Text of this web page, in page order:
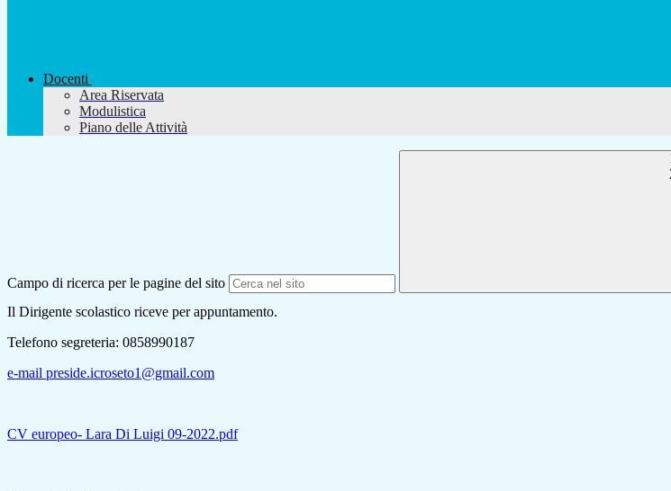
Docenti
Area Riservata
Modulistica
Piano delle Attività
Campo di ricerca per le pagine del sito
Il Dirigente scolastico riceve per appuntamento.
Telefono segreteria: 0858990187
e-mail preside.icroseto1@gmail.com
CV europeo- Lara Di Luigi 09-2022.pdf